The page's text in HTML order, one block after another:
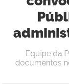
Equipe da
documentos